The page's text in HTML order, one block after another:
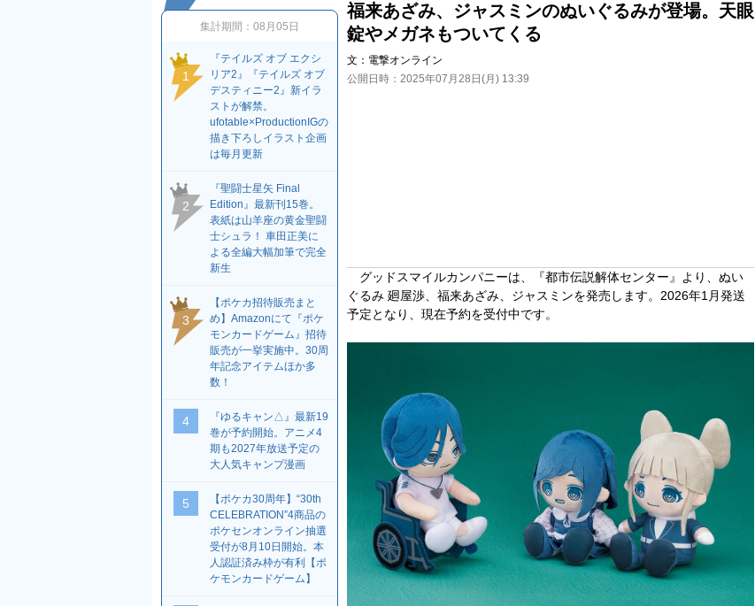
福来あざみ、ジャスミンのぬいぐるみが登場。天眼
錠やメガネもついてくる
文： 電撃オンライン
公開日時： 2025年07月28日(月) 13:39
グッドスマイルカンパニーは、『都市伝説解体センター』より、ぬい
ぐるみ 廻屋渉、福来あざみ、ジャスミンを発売します。2026年1月発送
予定となり、現在予約を受付中です。
集計期間： 08月05日
1
『テイルズ オブ エクシ
リア2』『テイルズ オブ
デスティニー2』新イラ
ストが解禁。
ufotable×ProductionIGの
描き下ろしイラスト企画
は毎月更新
2
『聖闘士星矢 Final
Edition』最新刊15巻。
表紙は山羊座の黄金聖闘
士シュラ！ 車田正美に
よる全編大幅加筆で完全
新生
3
【ポケカ招待販売まと
め】Amazonにて『ポケ
モンカードゲーム』招待
販売が一挙実施中。30周
年記念アイテムほか多
数！
4
『ゆるキャン△』最新19
巻が予約開始。アニメ4
期も2027年放送予定の
大人気キャンプ漫画
5
【ポケカ30周年】“30th
CELEBRATION”4商品の
ポケセンオンライン抽選
受付が8月10日開始。本
人認証済み枠が有利【ポ
ケモンカードゲーム】